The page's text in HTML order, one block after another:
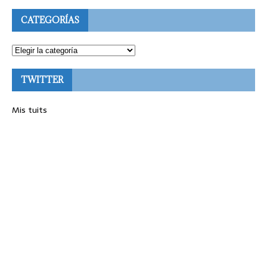
CATEGORÍAS
TWITTER
Mis tuits